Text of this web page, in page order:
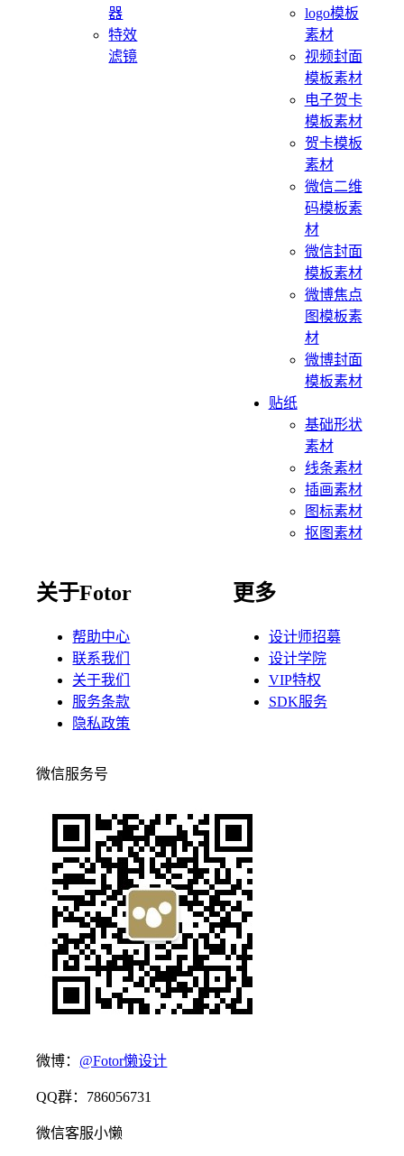
器
特效
滤镜
logo模板
素材
视频封面
模板素材
电子贺卡
模板素材
贺卡模板
素材
微信二维
码模板素
材
微信封面
模板素材
微博焦点
图模板素
材
微博封面
模板素材
贴纸
基础形状
素材
线条素材
插画素材
图标素材
抠图素材
关于Fotor
帮助中心
联系我们
关于我们
服务条款
隐私政策
更多
设计师招募
设计学院
VIP特权
SDK服务
微信服务号
微博： @Fotor懒设计
QQ群：786056731
微信客服小懒